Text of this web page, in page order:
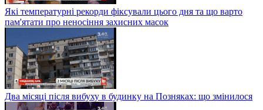
Які температурні рекорди фіксували цього дня та що варто
пам'ятати про неносіння захисних масок
Два місяці після вибуху в будинку на Позняках: що змінилося